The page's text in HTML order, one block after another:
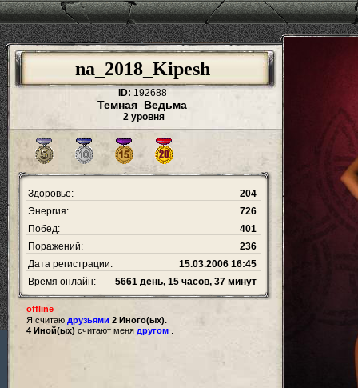
na_2018_Kipesh
ID: 192688
Темная Ведьма
2 уровня
Здоровье:
204
Энергия:
726
Побед:
401
Поражений:
236
Дата регистрации:
15.03.2006 16:45
Время онлайн:
5661 день, 15 часов, 37 минут
offline
Я считаю друзьями 2 Иного(ых).
4 Иной(ых) считают меня другом